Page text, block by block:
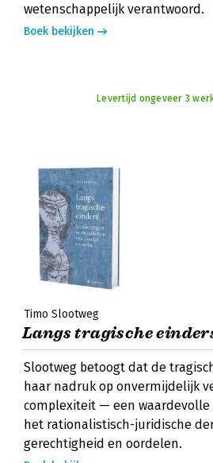
wetenschappelijk verantwoord.
Boek bekijken
Levertijd ongeveer 3
Timo Slootweg
Langs tragische
Slootweg betoogt dat de
haar nadruk op onvermijdelijk
complexiteit — een
het rationalistisch-juridische
gerechtigheid en oordelen.